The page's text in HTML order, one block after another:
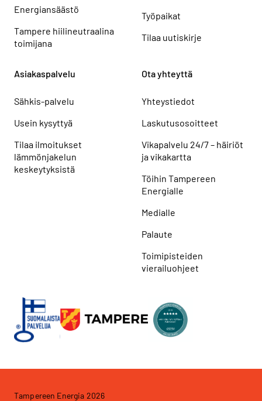
Energiansäästö
Tampere hiilineutraalina
toimijana
Työpaikat
Tilaa uutiskirje
Asiakaspalvelu
Sähkis-palvelu
Usein kysyttyä
Tilaa ilmoitukset
lämmönjakelun
keskeytyksistä
Ota yhteyttä
Yhteystiedot
Laskutusosoitteet
Vikapalvelu 24/7 – häiriöt
ja vikakartta
Töihin Tampereen
Energialle
Medialle
Palaute
Toimipisteiden
vierailuohjeet
Tampereen Energia 2026